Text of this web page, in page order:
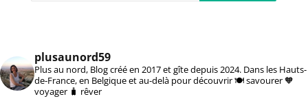
plusaunord59
Plus au nord, Blog créé en 2017 et gîte depuis 2024. Dans les Hauts-
de-France, en Belgique et au-delà pour découvrir 🍽️ savourer 🧡
voyager 🧳 rêver